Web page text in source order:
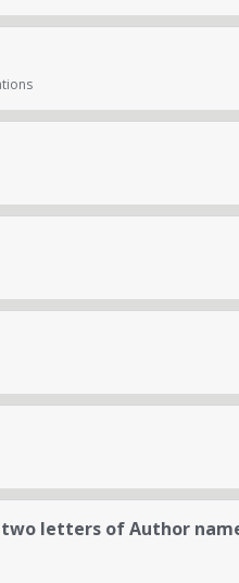
letters of Author name